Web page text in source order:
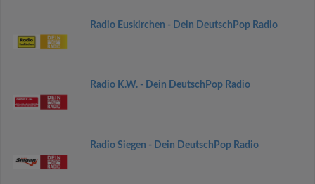
Radio Euskirchen - Dein DeutschPop Radio
Radio K.W. - Dein DeutschPop Radio
Radio Siegen - Dein DeutschPop Radio